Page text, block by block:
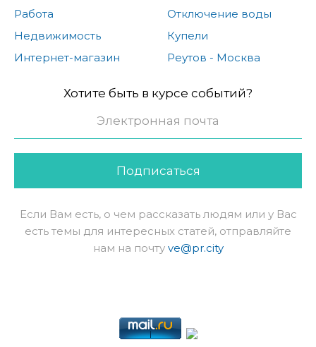
Работа
Недвижимость
Интернет-магазин
Отключение воды
Купели
Реутов - Москва
Хотите быть в курсе событий?
Подписаться
Если Вам есть, о чем рассказать людям или у Вас
есть темы для интересных статей, отправляйте
нам на почту ve@pr.city